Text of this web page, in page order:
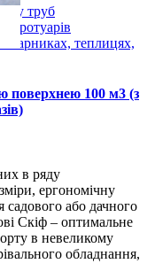
труб
тротуарів
в парниках, теплицях,
поверхнею 100 м3 (з
в ряду
ергономічну
садового або дачного
Скіф – оптимальне
в невеликому
обладнання,